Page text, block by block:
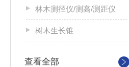
林木测径仪/测高/测距仪
树木生长锥
查看全部